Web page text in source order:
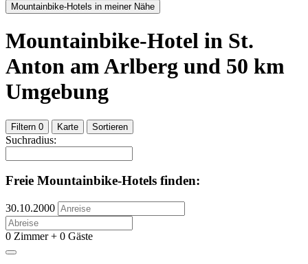
Mountainbike-Hotels in meiner Nähe
Mountainbike-Hotel in St.
Anton am Arlberg und 50 km
Umgebung
Filtern 0 Karte Sortieren
Suchradius:
Freie Mountainbike-Hotels finden:
30.10.2000
0 Zimmer + 0 Gäste